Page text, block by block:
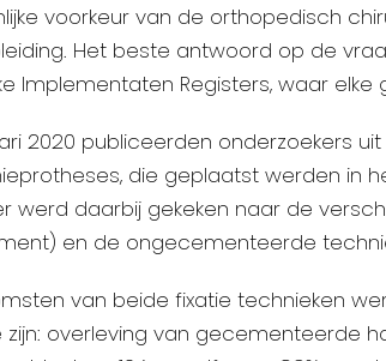
voorkeur van de orthopedisch
Het beste antwoord op de
Implementaten Registers, waar
2020 publiceerden onderzoekers
die geplaatst werden in
werd daarbij gekeken naar de
en de ongecementeerde
van beide fixatie technieken
overleving van gecementeerde